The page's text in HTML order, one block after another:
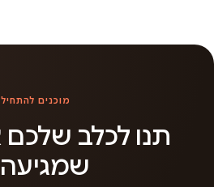
מוכנים
תנו לכלב שלכם
שמגיעה